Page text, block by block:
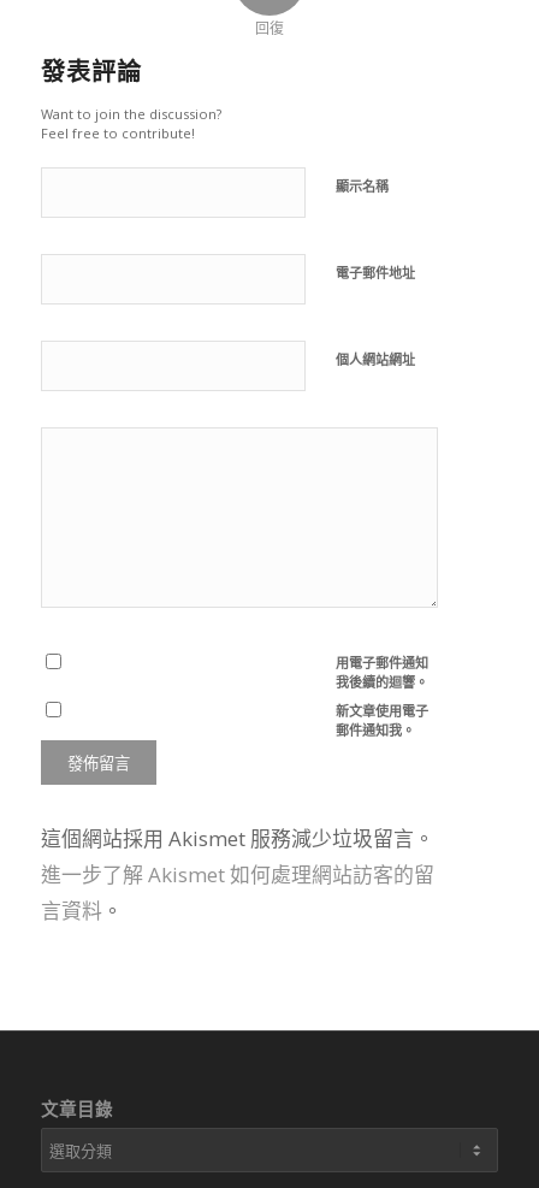
回復
發表評論
Want to join the discussion?
Feel free to contribute!
顯示名稱
電子郵件地址
個人網站網址
用電子郵件通知
我後續的迴響。
新文章使用電子
郵件通知我。
這個網站採用 Akismet 服務減少垃圾留言。
進一步了解 Akismet 如何處理網站訪客的留
言資料。
文章目錄
文
章